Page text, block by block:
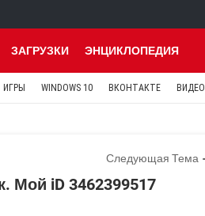
ЗАГРУЗКИ ЭНЦИКЛОПЕДИЯ
ИГРЫ WINDOWS 10 ВКОНТАКТЕ ВИДЕО
Следующая Тема
Мой iD 3462399517